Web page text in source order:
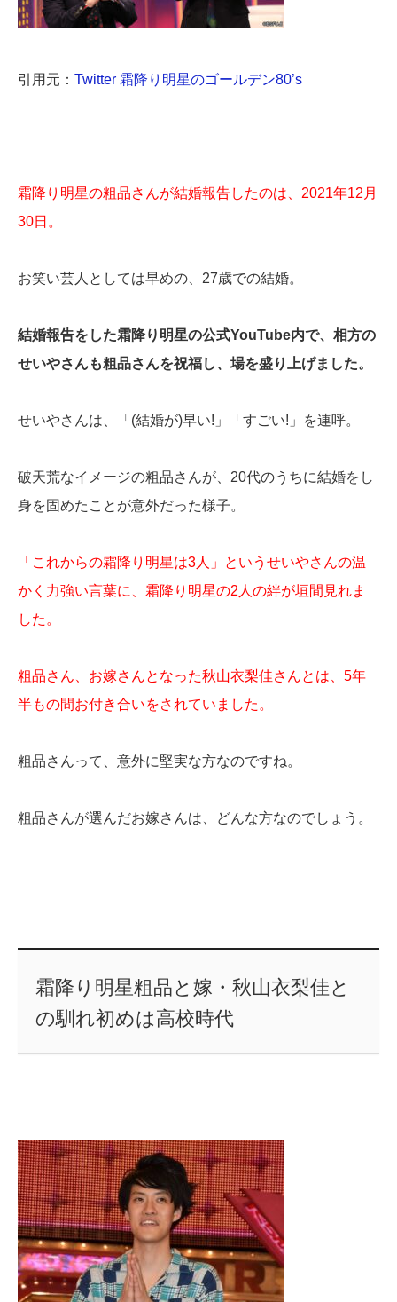
引用元： Twitter 霜降り明星のゴールデン80’s
霜降り明星の粗品さんが結婚報告したのは、2021年12月
30日。
お笑い芸人としては早めの、27歳での結婚。
結婚報告をした霜降り明星の公式YouTube内で、相方の
せいやさんも粗品さんを祝福し、場を盛り上げました。
せいやさんは、「(結婚が)早い!」「すごい!」を連呼。
破天荒なイメージの粗品さんが、20代のうちに結婚をし
身を固めたことが意外だった様子。
「これからの霜降り明星は3人」というせいやさんの温
かく力強い言葉に、霜降り明星の2人の絆が垣間見れま
した。
粗品さん、お嫁さんとなった秋山衣梨佳さんとは、5年
半もの間お付き合いをされていました。
粗品さんって、意外に堅実な方なのですね。
粗品さんが選んだお嫁さんは、どんな方なのでしょう。
霜降り明星粗品と嫁・秋山衣梨佳と
の馴れ初めは高校時代